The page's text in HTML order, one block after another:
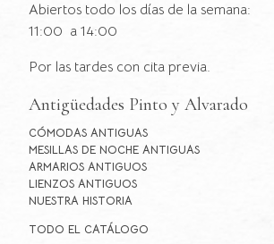
Abiertos todo los días de la semana:
11:00 a 14:00
Por las tardes con cita previa.
Antigüedades Pinto y Alvarado
CÓMODAS ANTIGUAS
MESILLAS DE NOCHE ANTIGUAS
ARMARIOS ANTIGUOS
LIENZOS ANTIGUOS
NUESTRA HISTORIA
TODO EL CATÁLOGO